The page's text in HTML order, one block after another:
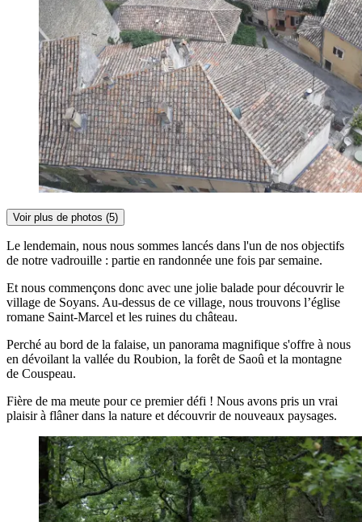
Voir plus de photos (5)
Le lendemain, nous nous sommes lancés dans l'un de nos objectifs
de notre vadrouille : partie en randonnée une fois par semaine.
Et nous commençons donc avec une jolie balade pour découvrir le
village de Soyans. Au-dessus de ce village, nous trouvons l’église
romane Saint-Marcel et les ruines du château.
Perché au bord de la falaise, un panorama magnifique s'offre à nous
en dévoilant la vallée du Roubion, la forêt de Saoû et la montagne
de Couspeau.
Fière de ma meute pour ce premier défi ! Nous avons pris un vrai
plaisir à flâner dans la nature et découvrir de nouveaux paysages.